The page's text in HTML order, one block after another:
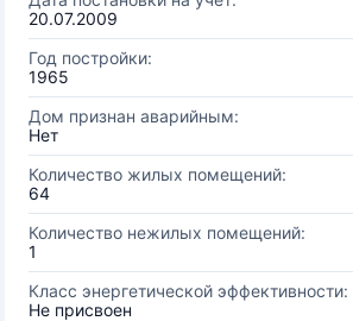
20.07.2009
Год постройки:
1965
Дом признан аварийным:
Нет
Количество жилых помещений:
64
Количество нежилых помещений:
1
Класс энергетической эффективности:
Не присвоен